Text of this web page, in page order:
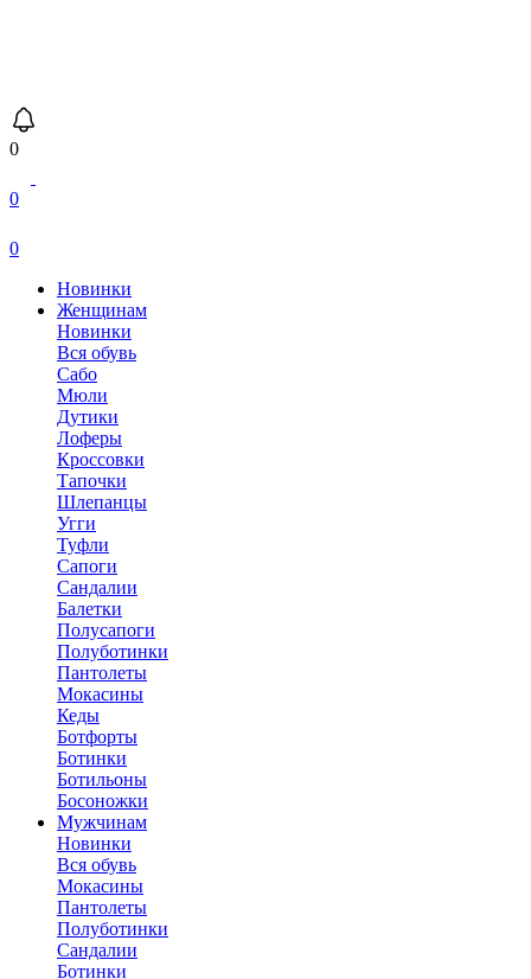
0
0
0
Новинки
Женщинам
Новинки
Вся обувь
Сабо
Мюли
Дутики
Лоферы
Кроссовки
Тапочки
Шлепанцы
Угги
Туфли
Сапоги
Сандалии
Балетки
Полусапоги
Полуботинки
Пантолеты
Мокасины
Кеды
Ботфорты
Ботинки
Ботильоны
Босоножки
Мужчинам
Новинки
Вся обувь
Мокасины
Пантолеты
Полуботинки
Сандалии
Ботинки